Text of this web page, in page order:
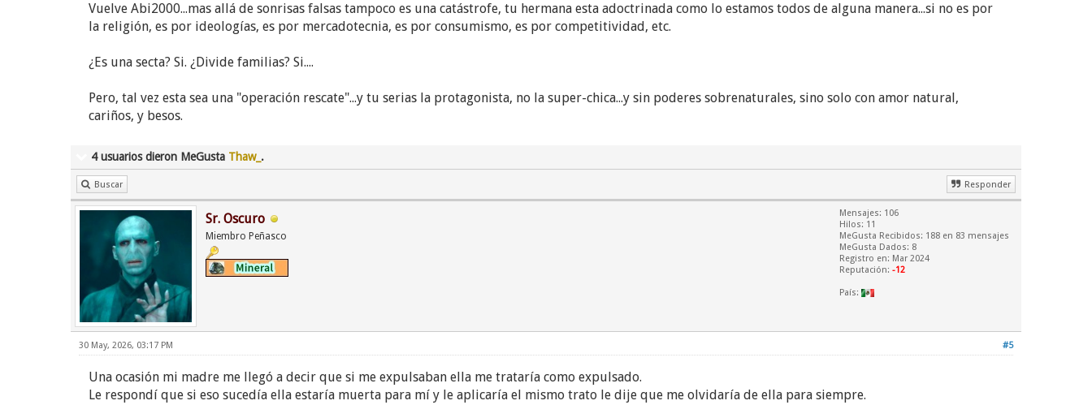
Vuelve Abi2000...mas allá de sonrisas falsas tampoco es una catástrofe, tu hermana esta adoctrinada como lo estamos todos de alguna manera...si no es por
la religión, es por ideologías, es por mercadotecnia, es por consumismo, es por competitividad, etc.
¿Es una secta? Si. ¿Divide familias? Si....
Pero, tal vez esta sea una "operación rescate"...y tu serias la protagonista, no la super-chica...y sin poderes sobrenaturales, sino solo con amor natural,
cariños, y besos.
4 usuarios dieron MeGusta Thaw_ .
Buscar Responder
Sr. Oscuro
Miembro Peñasco
Mensajes: 106
Hilos: 11
MeGusta Recibidos: 188 en 83 mensajes
MeGusta Dados: 8
Registro en: Mar 2024
Reputación: -12
País:
#5
30 May, 2026, 03:17 PM
Una ocasión mi madre me llegó a decir que si me expulsaban ella me trataría como expulsado.
Le respondí que si eso sucedía ella estaría muerta para mí y le aplicaría el mismo trato le dije que me olvidaría de ella para siempre.